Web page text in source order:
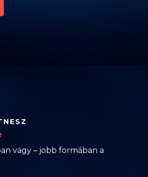
vagy – jobb formában a